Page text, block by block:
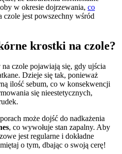
w okresie dojrzewania, co
czole jest powszechny wśród
krostki na czole?
czole pojawiają się, gdy ujścia
Dzieje się tak, ponieważ
ilość sebum, co w konsekwencji
się nieestetycznych,
może dojść do nadkażenia
, co wywołuje stan zapalny. Aby
jest regularne i dokładne
o tym, dbając o swoją cerę!